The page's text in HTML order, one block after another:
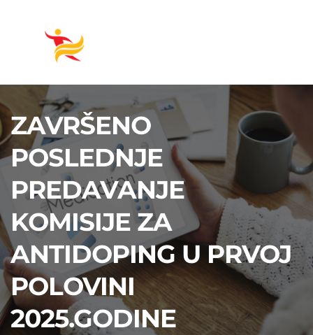
ZAVRŠENO
POSLEDNJE
PREDAVANJE
KOMISIJE ZA
ANTIDOPING U PRVOJ
POLOVINI
2025.GODINE